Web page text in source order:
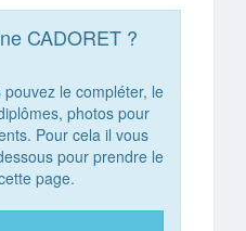
CADORET ?
le compléter, le
photos pour
Pour cela il vous
pour prendre le
page.